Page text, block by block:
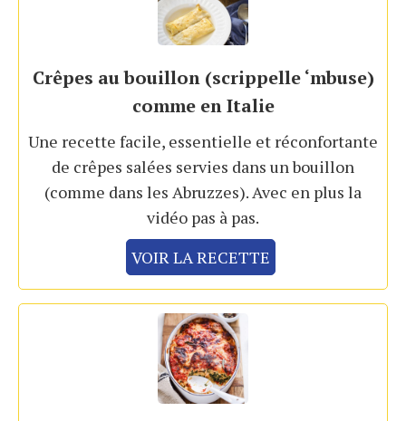
Crêpes au bouillon (scrippelle ‘mbuse)
comme en Italie
Une recette facile, essentielle et réconfortante
de crêpes salées servies dans un bouillon
(comme dans les Abruzzes). Avec en plus la
vidéo pas à pas.
VOIR LA RECETTE